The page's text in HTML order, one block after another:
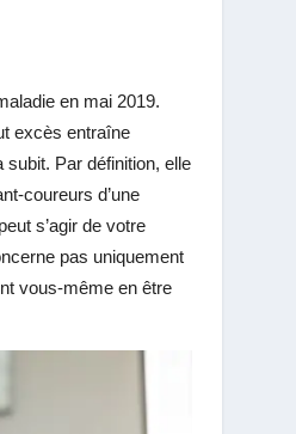
en mai 2019.
excès entraîne
subit. Par définition, elle
coureurs d’une
s’agir de votre
pas uniquement
vous-même en être